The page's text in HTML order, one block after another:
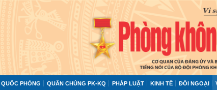
QUỐC PHÒNG QUÂN CHỦNG PK-KQ PHÁP LUẬT KINH TẾ ĐỐI NGOẠI